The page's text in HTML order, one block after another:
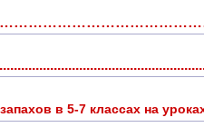
в 5-7 классах на